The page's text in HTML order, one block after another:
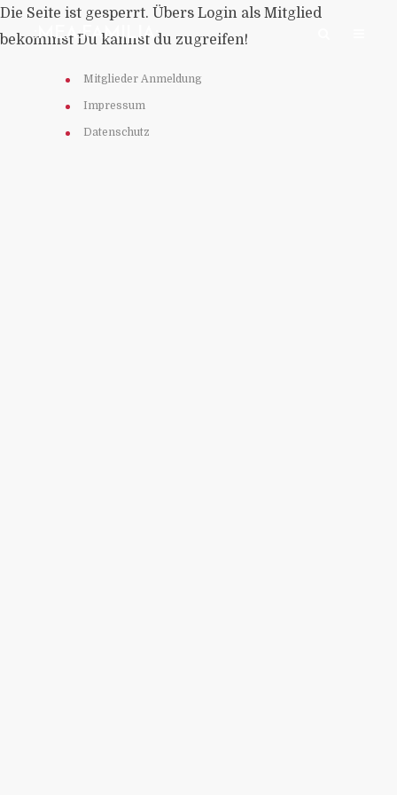
:MEA:FAMILIA:
Die Seite ist gesperrt. Übers Login als Mitglied
bekommst Du kannst du zugreifen!
Mitglieder Anmeldung
Impressum
Datenschutz